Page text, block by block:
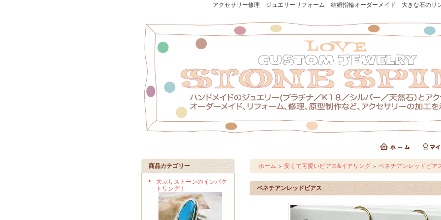
アクセサリー修理 ジュエリーリフォーム 結婚指輪オーダーメイド 大きな石のリ
商品カテゴリー
大ぶりストーンのインパク
トリング！
ホーム ＞ 安くて可愛いピアス&イアリング ＞ ベネチアンレッドピア
ベネチアンレッドピアス